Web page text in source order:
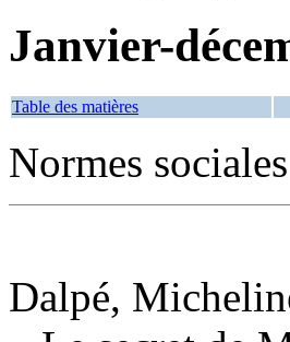
Janvier-
Table des matières
Normes
Dalpé,